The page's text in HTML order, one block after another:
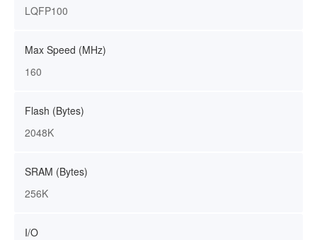
LQFP100
Max Speed (MHz)
160
Flash (Bytes)
2048K
SRAM (Bytes)
256K
I/O